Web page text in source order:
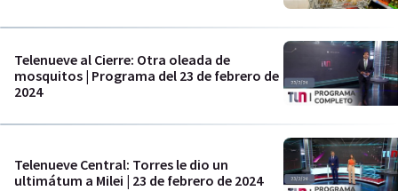
Telenueve al Cierre: Otra oleada de
mosquitos | Programa del 23 de febrero de
2024
Telenueve Central: Torres le dio un
ultimátum a Milei | 23 de febrero de 2024